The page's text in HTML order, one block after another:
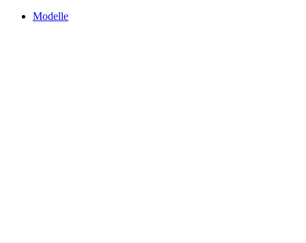
Modelle